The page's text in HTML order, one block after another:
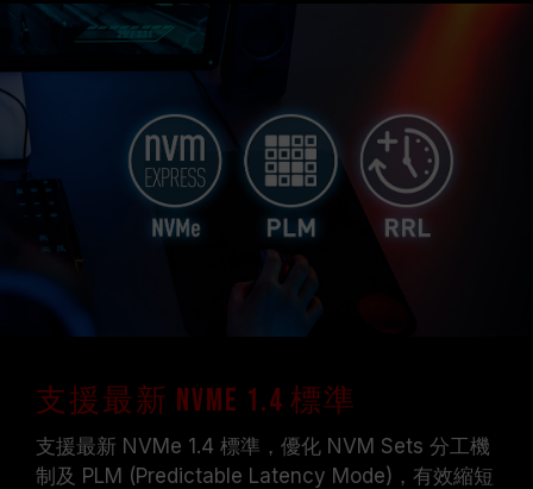
支援最新 NVMe 1.4 標準
支援最新 NVMe 1.4 標準，優化 NVM Sets 分工機
制及 PLM (Predictable Latency Mode)，有效縮短